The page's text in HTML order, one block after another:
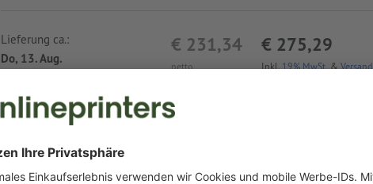
netto
€ 231,34
Inkl.19% MwSt.&Versand
€ 275,29
Lieferung ca.:
Do, 13. Aug.
Druckdatenhinweise Kühltasche San Juan